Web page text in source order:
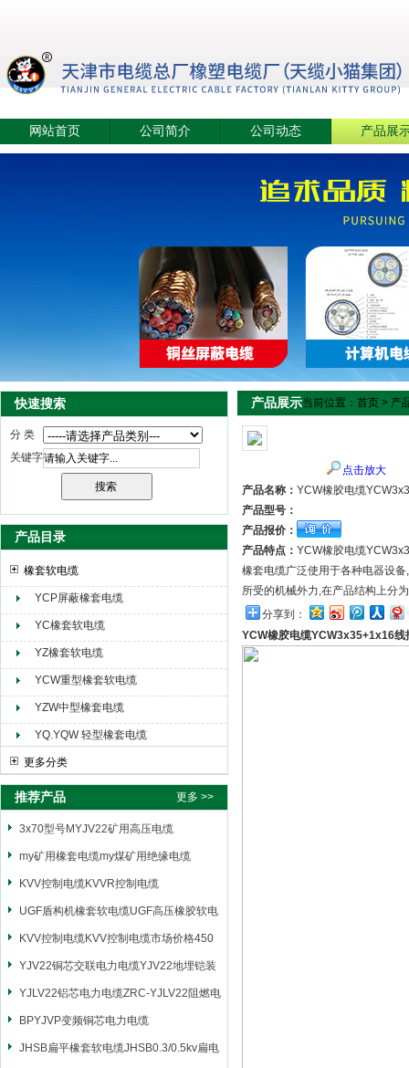
天津市电缆总厂橡塑电缆厂（天缆小猫集团）
网站首页 公司简介 公司动态 产品展
快速搜索
分 类
关键字
产品目录
橡套软电缆
YCP屏蔽橡套电缆
YC橡套软电缆
YZ橡套软电缆
YCW重型橡套软电缆
YZW中型橡套电缆
YQ.YQW 轻型橡套电缆
更多分类
推荐产品 更多 >>
3x70型号MYJV22矿用高压电缆
my矿用橡套电缆my煤矿用绝缘电缆
KVV控制电缆KVVR控制电缆
UGF盾构机橡套软电缆UGF高压橡胶软电
缆
KVV控制电缆KVV控制电缆市场价格450
YJV22铜芯交联电力电缆YJV22地埋铠装
电源电缆
YJLV22铝芯电力电缆ZRC-YJLV22阻燃电
力电缆
BPYJVP变频铜芯电力电缆
JHSB扁平橡套软电缆JHSB0.3/0.5kv扁电
产品展示当前位置： 首页 > 产
点击放大
产品名称： YCW橡胶电缆
产品型号：
产品报价：
产品特点： YCW橡胶电缆
橡套电缆广泛使用于各种电器设
所受的机械外力,在产品结构上分
分享到：
YCW橡胶电缆YCW3x35+1x16线